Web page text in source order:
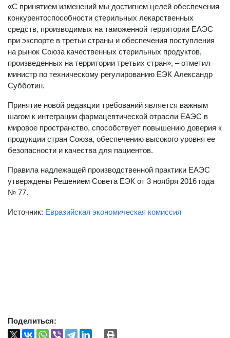
«С принятием изменений мы достигнем целей обеспечения
конкурентоспособности стерильных лекарственных
средств, производимых на таможенной территории ЕАЭС
при экспорте в третьи страны и обеспечения поступления
на рынок Союза качественных стерильных продуктов,
произведенных на территории третьих стран», – отметил
министр по техническому регулированию ЕЭК Александр
Субботин.
Принятие новой редакции требований является важным
шагом к интеграции фармацевтической отрасли ЕАЭС в
мировое пространство, способствует повышению доверия к
продукции стран Союза, обеспечению высокого уровня ее
безопасности и качества для пациентов.
Правила надлежащей производственной практики ЕАЭС
утверждены Решением Совета ЕЭК от 3 ноября 2016 года
№ 77.
Источник: Евразийская экономическая комиссия
Поделиться: